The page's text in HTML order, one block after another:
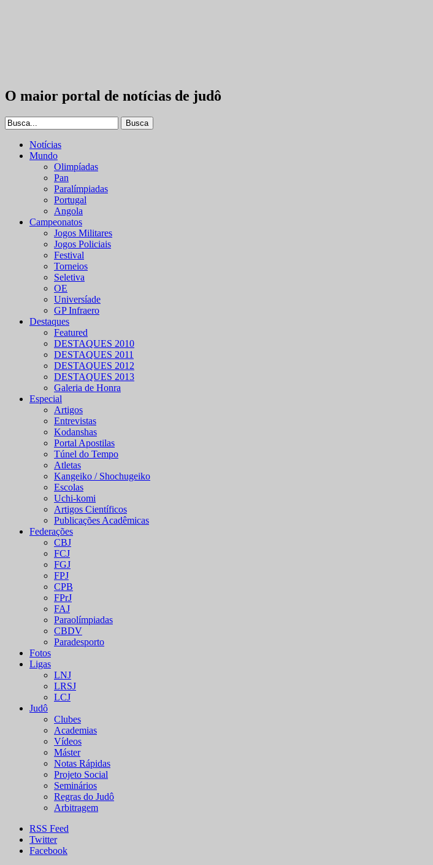
O maior portal de notícias de judô
Notícias
Mundo
Olimpíadas
Pan
Paralímpiadas
Portugal
Angola
Campeonatos
Jogos Militares
Jogos Policiais
Festival
Torneios
Seletiva
OE
Universíade
GP Infraero
Destaques
Featured
DESTAQUES 2010
DESTAQUES 2011
DESTAQUES 2012
DESTAQUES 2013
Galeria de Honra
Especial
Artigos
Entrevistas
Kodanshas
Portal Apostilas
Túnel do Tempo
Atletas
Kangeiko / Shochugeiko
Escolas
Uchi-komi
Artigos Científicos
Publicações Acadêmicas
Federações
CBJ
FCJ
FGJ
FPJ
CPB
FPrJ
FAJ
Paraolímpiadas
CBDV
Paradesporto
Fotos
Ligas
LNJ
LRSJ
LCJ
Judô
Clubes
Academias
Vídeos
Máster
Notas Rápidas
Projeto Social
Seminários
Regras do Judô
Arbitragem
RSS Feed
Twitter
Facebook